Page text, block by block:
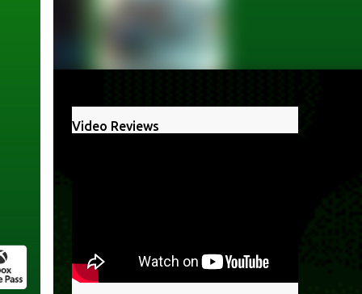
Video Reviews